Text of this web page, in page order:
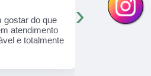
gostar do que
atendimento
e totalmente
Mayara
Cuidar é
›